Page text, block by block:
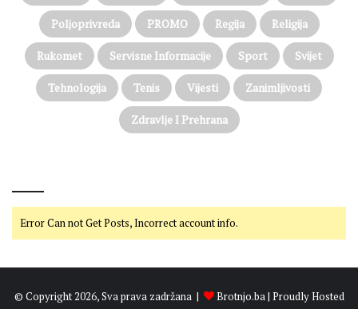
Poljoprivreda PROMO Regija Religija
Rukomet Servisne Informacije Sport Svijet
Tehnologija Tenis Vijesti Zanimljivosti
Zdravlje I Prehrana
Error Can not Get Posts, Incorrect account info.
© Copyright 2026, Sva prava zadržana | Brotnjo.ba| Proudly Hosted